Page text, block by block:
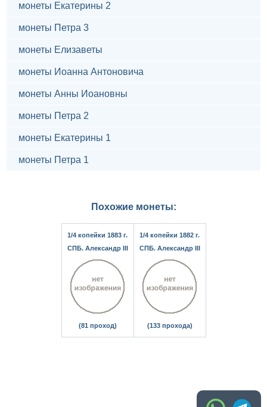
монеты Екатерины 2
монеты Петра 3
монеты Елизаветы
монеты Иоанна Антоновича
монеты Анны Иоановны
монеты Петра 2
монеты Екатерины 1
монеты Петра 1
Похожие монеты:
1/4 копейки 1883 г.
СПБ. Александр III
(81 проход)
1/4 копейки 1882 г.
СПБ. Александр III
(133 прохода)